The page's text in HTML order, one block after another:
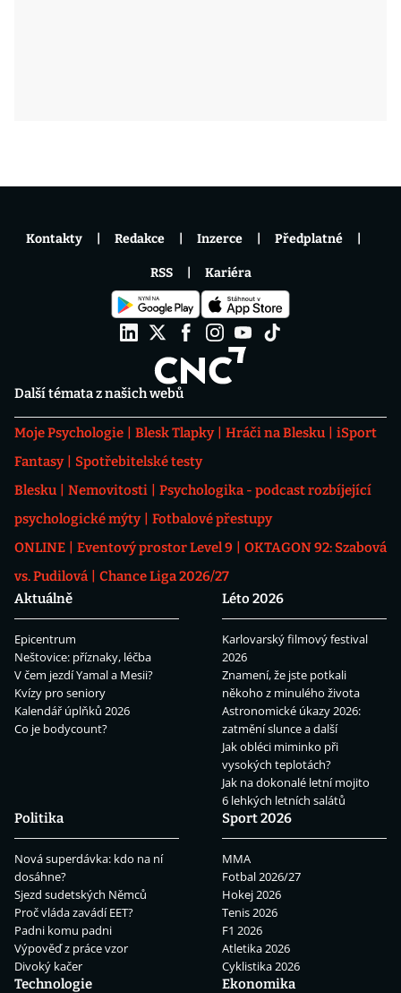
Další témata z našich webů
Moje Psychologie Blesk Tlapky Hráči na Blesku
iSport
Fantasy
Spotřebitelské testy
Blesku
Nemovitosti
Psychologika - podcast rozbíjející
psychologické mýty
Fotbalové přestupy
ONLINE
Eventový prostor Level 9
OKTAGON 92: Szabová
vs. Pudilová
Chance Liga 2026/27
Aktuálně
Epicentrum
Neštovice: příznaky, léčba
V čem jezdí Yamal a Mesii?
Kvízy pro seniory
Kalendář úplňků 2026
Co je bodycount?
Léto 2026
Karlovarský filmový festival
2026
Znamení, že jste potkali
někoho z minulého života
Astronomické úkazy 2026:
zatmění slunce a další
Jak obléci miminko při
vysokých teplotách?
Jak na dokonalé letní mojito
6 lehkých letních salátů
Politika
Nová superdávka: kdo na ní
dosáhne?
Sjezd sudetských Němců
Proč vláda zavádí EET?
Padni komu padni
Výpověď z práce vzor
Divoký kačer
Sport 2026
MMA
Fotbal 2026/27
Hokej 2026
Tenis 2026
F1 2026
Atletika 2026
Cyklistika 2026
Technologie
Ekonomika
Kontakty Redakce Inzerce Předplatné
RSS Kariéra